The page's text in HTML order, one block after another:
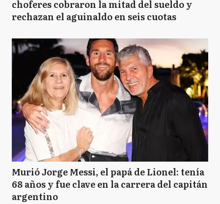
choferes cobraron la mitad del sueldo y
rechazan el aguinaldo en seis cuotas
Murió Jorge Messi, el papá de Lionel: tenía
68 años y fue clave en la carrera del capitán
argentino